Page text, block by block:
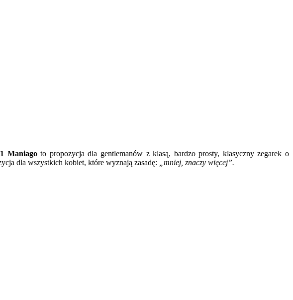
Maniagoto propozycja dla gentlemanów z klasą, bardzo prosty, klasyczny zegarek o
dla wszystkich kobiet, które wyznają zasadę:
„mniej, znaczy więcej”.